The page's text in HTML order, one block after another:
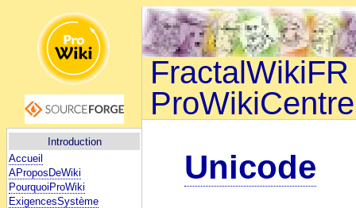
Introduction
Accueil
AProposDeWiki
PourquoiProWiki
ExigencesSystème
FractalWikiFR
ProWikiCentre
Unicode